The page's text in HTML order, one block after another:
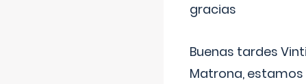
gracias
Buenas tardes
Matrona,